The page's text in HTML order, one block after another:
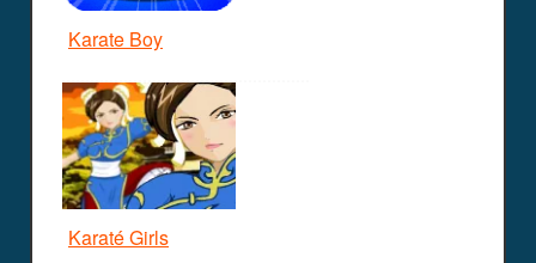
Karate Boy
Karaté Girls